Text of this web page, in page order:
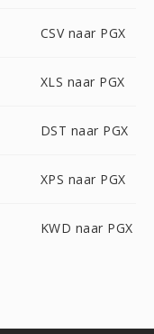
CSV naar PGX
XLS naar PGX
DST naar PGX
XPS naar PGX
KWD naar PGX